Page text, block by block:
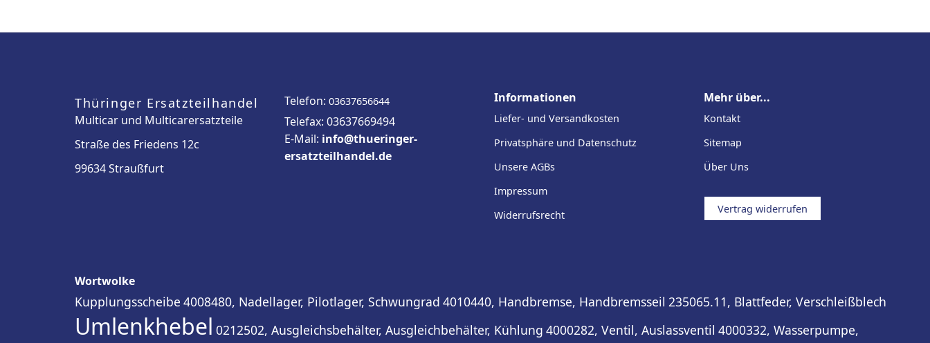
Thüringer Ersatzteilhandel
Multicar und Multicarersatzteile
Straße des Friedens 12c
99634 Straußfurt
Telefon: 03637656644
Telefax: 03637669494
E-Mail: info@thueringer-
ersatzteilhandel.de
Informationen
Liefer- und Versandkosten
Privatsphäre und Datenschutz
Unsere AGBs
Impressum
Widerrufsrecht
Mehr über...
Kontakt
Sitemap
Über Uns
Vertrag widerrufen
Wortwolke
Kupplungsscheibe 4008480, Nadellager, Pilotlager, Schwungrad 4010440, Handbremse, Handbremsseil 235065.11, Blattfeder, Verschleißblech
Umlenkhebel 0212502, Ausgleichsbehälter, Ausgleichbehälter, Kühlung 4000282, Ventil, Auslassventil 4000332, Wasserpumpe,